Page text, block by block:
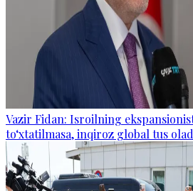
Vazir Fidan: Isroilning
to‘xtatilmasa, inqiroz global tus